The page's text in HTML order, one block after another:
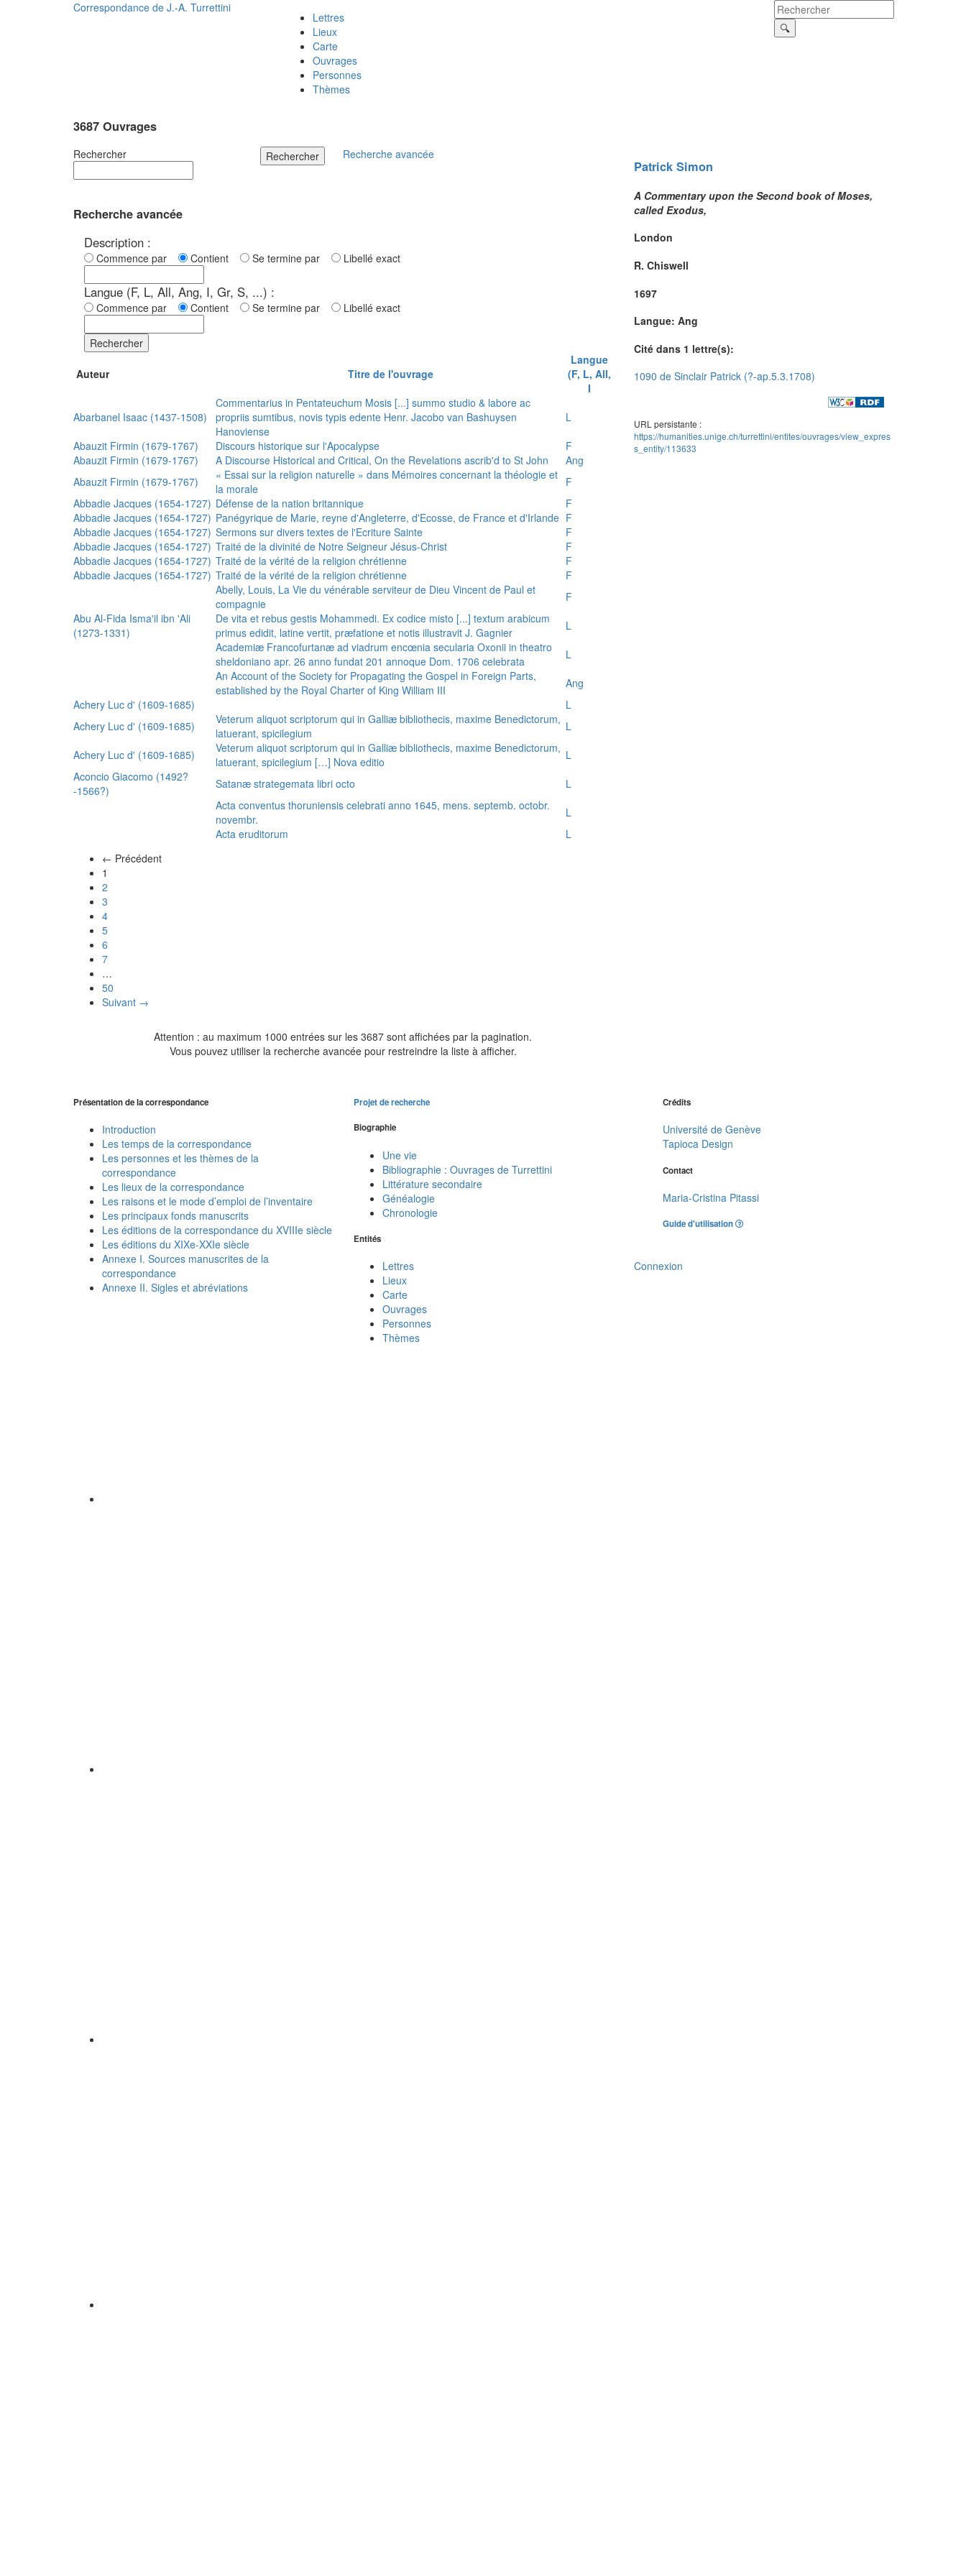
Correspondance de J.-A. Turrettini
Lettres
Lieux
Carte
Ouvrages
Personnes
Thèmes
3687 Ouvrages
Rechercher Rechercher Recherche avancée
Recherche avancée
Description :
Commence par Contient Se termine par Libellé exact
Langue (F, L, All, Ang, I, Gr, S, ...) :
Commence par Contient Se termine par Libellé exact
Rechercher
Auteur Titre de l'ouvrage
Langue
(F, L, All,
I
Abarbanel Isaac (1437-1508)
Commentarius in Pentateuchum Mosis [...] summo studio & labore ac
propriis sumtibus, novis typis edente Henr. Jacobo van Bashuysen
Hanoviense
L
Abauzit Firmin (1679-1767)
Discours historique sur l'Apocalypse
F
Abauzit Firmin (1679-1767)
A Discourse Historical and Critical, On the Revelations ascrib'd to St John
Ang
Abauzit Firmin (1679-1767)
« Essai sur la religion naturelle » dans Mémoires concernant la théologie et
la morale
F
Abbadie Jacques (1654-1727) Défense de la nation britannique
F
Abbadie Jacques (1654-1727) Panégyrique de Marie, reyne d'Angleterre, d'Ecosse, de France et d'Irlande F
Abbadie Jacques (1654-1727) Sermons sur divers textes de l'Ecriture Sainte
F
Abbadie Jacques (1654-1727) Traité de la divinité de Notre Seigneur Jésus-Christ
F
Abbadie Jacques (1654-1727) Traité de la vérité de la religion chrétienne
F
Abbadie Jacques (1654-1727) Traité de la vérité de la religion chrétienne
F
Abelly, Louis, La Vie du vénérable serviteur de Dieu Vincent de Paul et
compagnie
F
Abu Al-Fida Isma'il ibn 'Ali
(1273-1331)
De vita et rebus gestis Mohammedi. Ex codice misto [...] textum arabicum
primus edidit, latine vertit, præfatione et notis illustravit J. Gagnier
L
Academiæ Francofurtanæ ad viadrum encœnia secularia Oxonii in theatro
sheldoniano apr. 26 anno fundat 201 annoque Dom. 1706 celebrata
L
An Account of the Society for Propagating the Gospel in Foreign Parts,
established by the Royal Charter of King William III
Ang
Achery Luc d' (1609-1685)
L
Achery Luc d' (1609-1685)
Veterum aliquot scriptorum qui in Galliæ bibliothecis, maxime Benedictorum,
latuerant, spicilegium
L
Achery Luc d' (1609-1685)
Veterum aliquot scriptorum qui in Galliæ bibliothecis, maxime Benedictorum,
latuerant, spicilegium […] Nova editio
L
Aconcio Giacomo (1492?
-1566?)
Satanæ strategemata libri octo
L
Acta conventus thoruniensis celebrati anno 1645, mens. septemb. octobr.
novembr.
L
Acta eruditorum
L
← Précédent
1
2
3
4
5
6
7
…
50
Suivant →
Attention : au maximum 1000 entrées sur les 3687 sont affichées par la pagination.
Vous pouvez utiliser la recherche avancée pour restreindre la liste à afficher.
Patrick Simon
A Commentary upon the Second book of Moses,
called Exodus,
London
R. Chiswell
1697
Langue: Ang
Cité dans 1 lettre(s):
1090 de Sinclair Patrick (?-ap.5.3.1708)
URL persistante :
https://humanities.unige.ch/turrettini/entites/ouvrages/view_expres
s_entity/113633
Présentation de la correspondance
Introduction
Les temps de la correspondance
Les personnes et les thèmes de la
correspondance
Les lieux de la correspondance
Les raisons et le mode d’emploi de l’inventaire
Les principaux fonds manuscrits
Les éditions de la correspondance du XVIIIe siècle
Les éditions du XIXe-XXIe siècle
Annexe I. Sources manuscrites de la
correspondance
Annexe II. Sigles et abréviations
Projet de recherche
Biographie
Une vie
Bibliographie : Ouvrages de Turrettini
Littérature secondaire
Généalogie
Chronologie
Entités
Lettres
Lieux
Carte
Ouvrages
Personnes
Thèmes
Crédits
Université de Genève
Tapioca Design
Contact
Maria-Cristina Pitassi
Guide d'utilisation
Connexion